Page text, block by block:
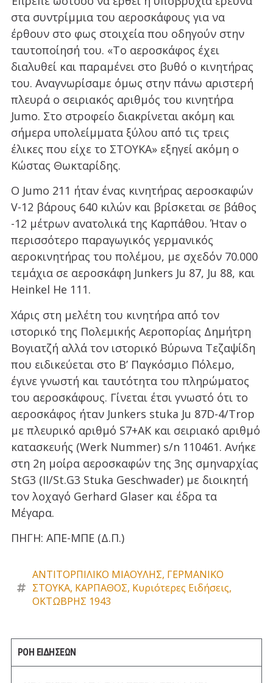
στα συντρίμμια του αεροσκάφους για να
έρθουν στο φως στοιχεία που οδηγούν στην
ταυτοποίησή του. «Το αεροσκάφος έχει
διαλυθεί και παραμένει στο βυθό ο κινητήρας
του. Αναγνωρίσαμε όμως στην πάνω αριστερή
πλευρά ο σειριακός αριθμός του κινητήρα
Jumo. Στο στροφείο διακρίνεται ακόμη και
σήμερα υπολείμματα ξύλου από τις τρεις
έλικες που είχε το ΣΤΟΥΚΑ» εξηγεί ακόμη ο
Κώστας Θωκταρίδης.
Ο Jumo 211 ήταν ένας κινητήρας αεροσκαφών
V-12 βάρους 640 κιλών και βρίσκεται σε βάθος
-12 μέτρων ανατολικά της Καρπάθου. Ήταν ο
περισσότερο παραγωγικός γερμανικός
αεροκινητήρας του πολέμου, με σχεδόν 70.000
τεμάχια σε αεροσκάφη Junkers Ju 87, Ju 88, και
Heinkel He 111.
Χάρις στη μελέτη του κινητήρα από τον
ιστορικό της Πολεμικής Αεροπορίας Δημήτρη
Βογιατζή αλλά τον ιστορικό Βύρωνα Τεζαψίδη
που ειδικεύεται στο Β’ Παγκόσμιο Πόλεμο,
έγινε γνωστή και ταυτότητα του πληρώματος
του αεροσκάφους. Γίνεται έτσι γνωστό ότι το
αεροσκάφος ήταν Junkers stuka Ju 87D-4/Trop
με πλευρικό αριθμό S7+AK και σειριακό αριθμό
κατασκευής (Werk Nummer) s/n 110461. Ανήκε
στη 2η μοίρα αεροσκαφών της 3ης σμηναρχίας
StG3 (II/St.G3 Stuka Geschwader) με διοικητή
τον λοχαγό Gerhard Glaser και έδρα τα
Μέγαρα.
ΠΗΓΗ: ΑΠΕ-ΜΠΕ (Δ.Π.)
ΑΝΤΙΤΟΡΠΙΛΙΚΟ ΜΙΑΟΥΛΗΣ, ΓΕΡΜΑΝΙΚΟ
ΣΤΟΥΚΑ, ΚΑΡΠΑΘΟΣ, Κυριότερες Ειδήσεις,
ΟΚΤΩΒΡΗΣ 1943
ΡΟΗ ΕΙΔΗΣΕΩΝ